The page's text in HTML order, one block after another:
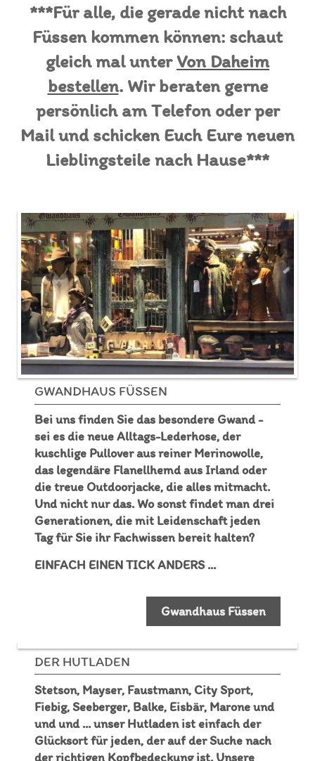
***Für alle, die gerade nicht nach
Füssen kommen können: schaut
gleich mal unterVon Daheim
bestellen. Wir beraten gerne
persönlich am Telefon oder per
Mail und schicken Euch Eure neuen
Lieblingsteile nach Hause***
GWANDHAUS FÜSSEN
Bei uns finden Sie das besondere Gwand -
sei es die neue Alltags-Lederhose, der
kuschlige Pullover aus reiner Merinowolle,
das legendäre Flanellhemd aus Irland oder
die treue Outdoorjacke, die alles mitmacht.
Und nicht nur das. Wo sonst findet man drei
Generationen, die mit Leidenschaft jeden
Tag für Sie ihr Fachwissen bereit halten?
EINFACH EINEN TICK ANDERS ...
Gwandhaus Füssen
DER HUTLADEN
Stetson, Mayser, Faustmann, City Sport,
Fiebig, Seeberger, Balke, Eisbär, Marone und
und und ... unser Hutladen ist einfach der
Glücksort für jeden, der auf der Suche nach
der richtigen Kopfbedeckung ist. Unsere